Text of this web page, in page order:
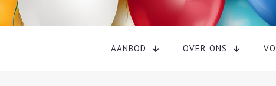
AANBOD OVER ONS